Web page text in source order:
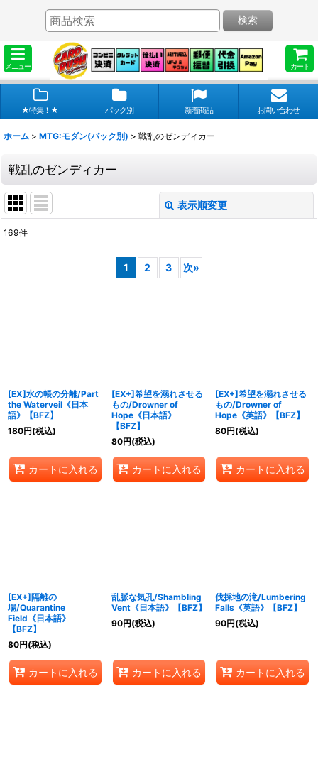
メニュー カート
検索
★特集！★ パック別 新着商品 お問い合わせ
ホーム > MTG:モダン(パック別) > 戦乱のゼンディカー
戦乱のゼンディカー
表示順変更
169件
1 2 3 次»
[EX]水の帳の分離/Part
the Waterveil《日本
語》【BFZ】
180円(税込)
カートに入れる
[EX+]希望を溺れさせる
もの/Drowner of
Hope《日本語》
【BFZ】
80円(税込)
カートに入れる
[EX+]希望を溺れさせる
もの/Drowner of
Hope《英語》【BFZ】
80円(税込)
カートに入れる
[EX+]隔離の
場/Quarantine
Field《日本語》
【BFZ】
80円(税込)
カートに入れる
乱脈な気孔/Shambling
Vent《日本語》【BFZ】
90円(税込)
カートに入れる
伐採地の滝/Lumbering
Falls《英語》【BFZ】
90円(税込)
カートに入れる